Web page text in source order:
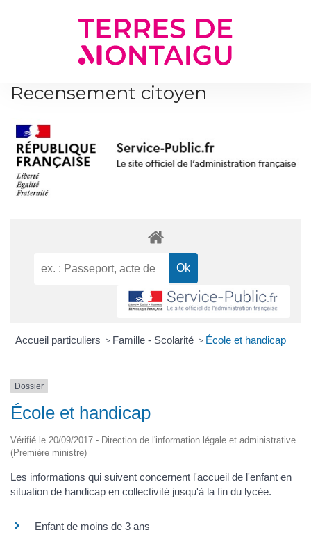
Recensement citoyen
Accueil particuliers > Famille - Scolarité > École et handicap
Dossier
École et handicap
Vérifié le 20/09/2017 - Direction de l'information légale et administrative
(Première ministre)
Les informations qui suivent concernent l'accueil de l'enfant en
situation de handicap en collectivité jusqu'à la fin du lycée.
Enfant de moins de 3 ans